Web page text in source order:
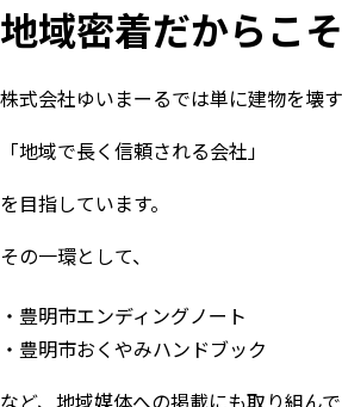
地域密着だからこ
株式会社ゆいまーるでは単に建物を壊す
「地域で長く信頼される会社」
を目指しています。
その一環として、
豊明市エンディングノート
豊明市おくやみハンドブック
など、地域媒体への掲載にも取り組んで